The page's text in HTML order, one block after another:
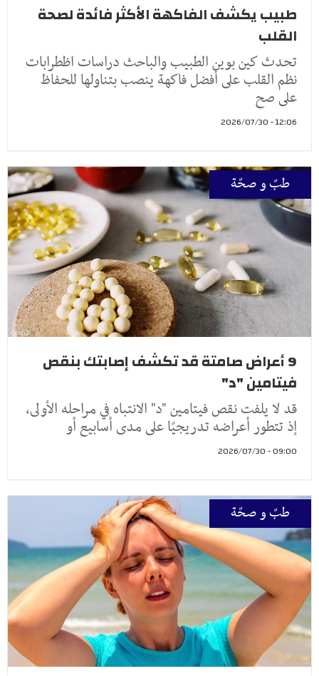
طبيب يكشف الفاكهة الأكثر فائدة لصحة
القلب
تحدث كين بوين الطبيب والباحث دراسات اظطرابات
نظم القلب على أفضل فاكهة ينصب بتناولها للحفاظ
على صح
12:06 - 2026/07/30
طبّ و صحّة
9 أعراض صامتة قد تكشف إصابتك بنقص
فيتامين "د"
قد لا يلفت نقص فيتامين "د" الانتباه في مراحله الأولى،
إذ تتطور أعراضه تدريجيًا على مدى أسابيع أو
09:00 - 2026/07/30
طبّ و صحّة